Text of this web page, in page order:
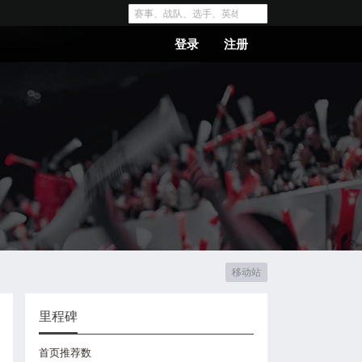
登录 注册
移动站
里程碑
首页推荐数